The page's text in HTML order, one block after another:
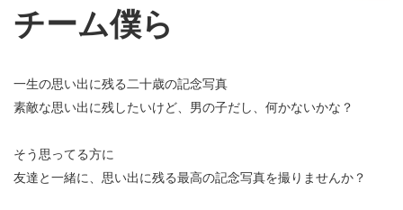
チーム僕ら
一生の思い出に残る二十歳の記念写真
素敵な思い出に残したいけど、男の子だし、何かないかな？
そう思ってる方に
友達と一緒に、思い出に残る最高の記念写真を撮りませんか？